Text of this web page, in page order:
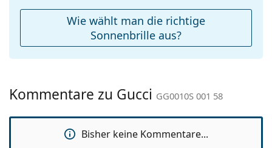
Kategorie:
Sonnenbrillen
Gucci
Verwendung:
Mode
Mit Stärke
verfügbar :
Nein
Wie wählt man die richtige
Sonnenbrille aus?
Kommentare zu Gucci GG0010S 001 58
Bisher keine Kommentare...